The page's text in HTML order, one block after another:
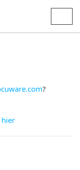
?
hier